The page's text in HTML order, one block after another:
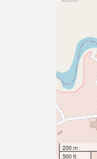
200 m
500 ft